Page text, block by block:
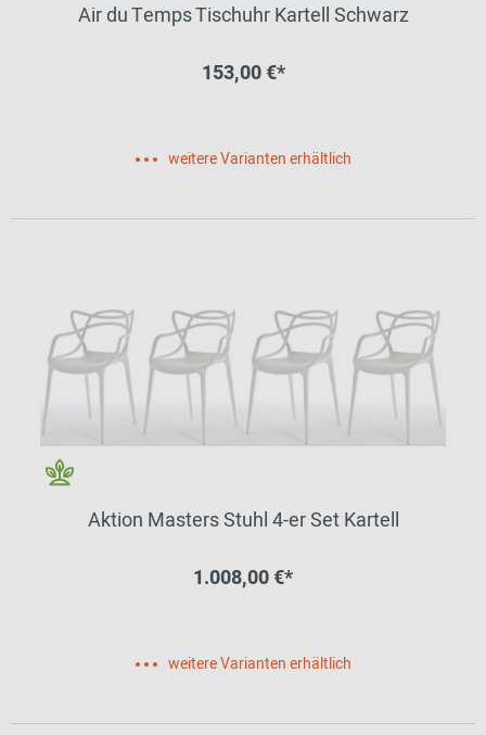
Air du Temps Tischuhr Kartell Schwarz
153,00 €*
weitere Varianten erhältlich
Aktion Masters Stuhl 4-er Set Kartell
1.008,00 €*
weitere Varianten erhältlich